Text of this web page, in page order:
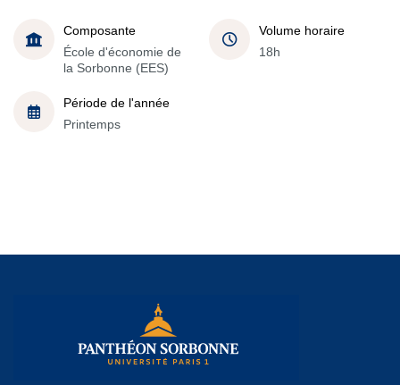
Composante
École d'économie de
la Sorbonne (EES)
Volume horaire
18h
Période de l'année
Printemps